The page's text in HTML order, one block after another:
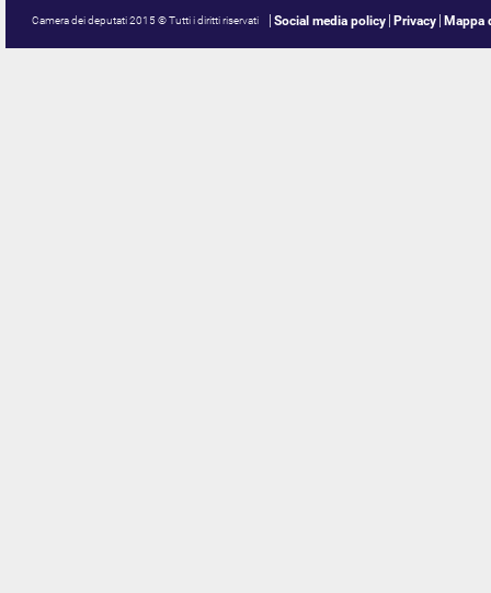
Camera dei deputati 2015 © Tutti i diritti riservati Social media policy Privacy Mappa